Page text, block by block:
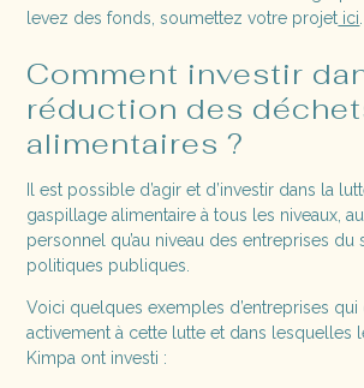
levez des fonds, soumettez votre projet ici
Comment investir
réduction des
alimentaires ?
Il est possible d’agir et d’investir dans la
gaspillage alimentaire à tous les niveaux,
personnel qu’au niveau des entreprises du
politiques publiques.
Voici quelques exemples d’entreprises
activement à cette lutte et dans lesquelles
Kimpa ont investi :